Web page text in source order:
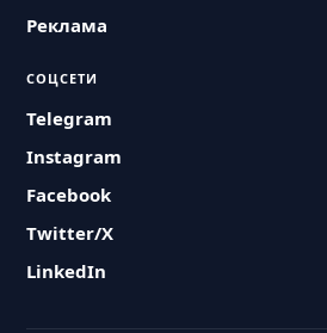
Реклама
СОЦСЕТИ
Telegram
Instagram
Facebook
Twitter/X
LinkedIn